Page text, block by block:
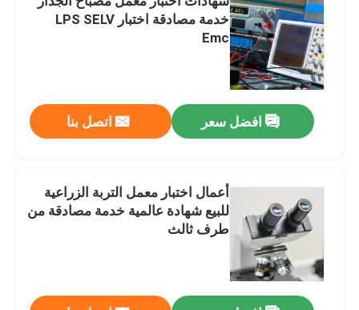
خدمة مصادقة اختبار LPS SELV
Emc
افضل سعر اتصل بنا
أعمال اختبار معمل التربة الزراعية
للبيع شهادة عالمية خدمة مصادقة من
طرف ثالث